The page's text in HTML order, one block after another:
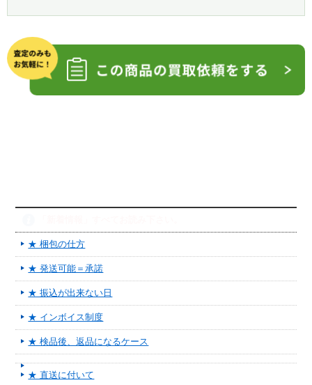
★ 梱包の仕方
★ 発送可能＝承諾
★ 振込が出来ない日
★ インボイス制度
★ 検品後、返品になるケース
★ 直送に付いて